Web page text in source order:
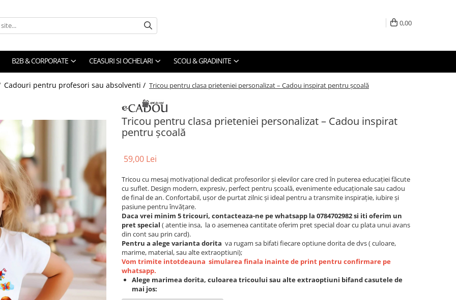
0,00
B2B & CORPORATE CEASURI SI OCHELARI SCOLI & GRADINITE
Cadouri pentru profesori sau absolventi / Tricou pentru clasa prieteniei personalizat – Cadou inspirat pentru școală
Tricou pentru clasa prieteniei personalizat – Cadou inspirat
pentru școală
59,00 Lei
Tricou cu mesaj motivațional dedicat profesorilor și elevilor care cred în puterea educației făcute
cu suflet. Design modern, expresiv, perfect pentru școală, evenimente educaționale sau cadou
de final de an. Confortabil, ușor de purtat zilnic și ideal pentru a transmite inspirație, iubire și
pasiune pentru învățare.
Daca vrei minim 5 tricouri, contacteaza-ne pe whatsapp la 0784702982 si iti oferim un
pret special ( atentie insa, la o asemenea cantitate oferim pret special doar cu plata unui avans
din cont sau prin card).
Pentru a alege varianta dorita va rugam sa bifati fiecare optiune dorita de dvs ( culoare,
marime, material, sau alte extraoptiuni);
Vom trimite intotdeauna simularea finala inainte de print pentru confirmare pe
whatsapp.
Alege marimea dorita, culoarea tricoului sau alte extraoptiuni bifand casutele de
mai jos: